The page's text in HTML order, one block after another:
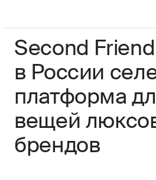
Second
в России
платформа
вещей
брендов